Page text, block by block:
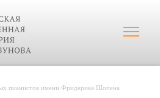
пианистов имени Фридерика Шопена